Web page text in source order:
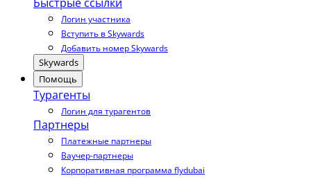
Логин участника
Вступить в Skywards
Добавить номер Skywards
Skywards
Помощь
Турагенты
Логин для турагентов
Партнеры
Платежные партнеры
Ваучер-партнеры
Корпоративная программа flydubai